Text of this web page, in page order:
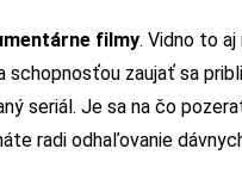
filmy. Vidno to
zaujať sa
seriál. Je sa na čo
radi odhaľovanie